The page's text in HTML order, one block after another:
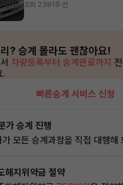
조회 2381주 전
? 승계 몰라도 괜찮아요!
차량등록부터 승계완료까지
.
빠른승계 서비스 신청
가 승계 진행
가 모든 승계과정을 직접 대행해
해지위약금 절약